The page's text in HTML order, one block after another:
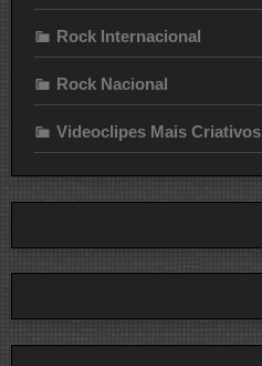
Rock Internacional
Rock Nacional
Videoclipes Mais Criativos